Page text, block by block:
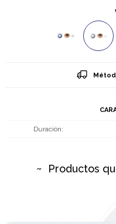
Duración
Productos